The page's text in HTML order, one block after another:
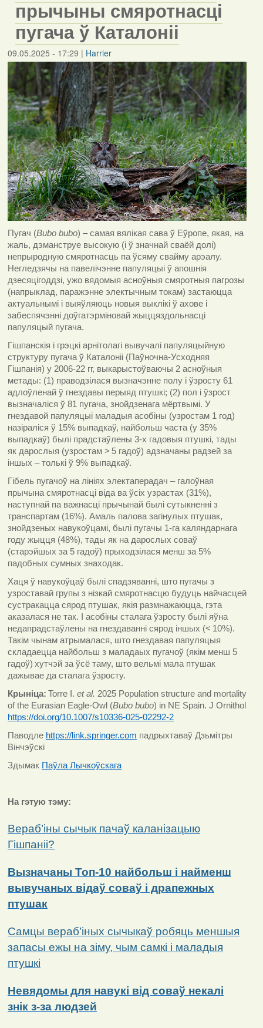
прычыны смяротнасці
пугача ў Каталоніі
09.05.2025 - 17:29 | Harrier
Пугач (Bubo bubo) – самая вялікая сава ў Еўропе, якая, на
жаль, дэманструе высокую (і ў значнай сваёй долі)
непрыродную смяротнасць па ўсяму свайму арэалу.
Негледзячы на павелічэнне папуляцыі ў апошнія
дзесяцігоддзі, ужо вядомыя асноўныя смяротныя пагрозы
(напрыклад, паражэнне электычным токам) застаюцца
актуальнымі і выяўляюць новыя выклікі ў ахове і
забеспячэнні доўгатэрміновай жыццяздольнасці
папуляцый пугача.
Гішпанскія і грэцкі арнітолагі вывучалі папуляцыйную
структуру пугача ў Каталоніі (Паўночна-Усходняя
Гішпанія) у 2006-22 гг, выкарыстоўваючы 2 асноўныя
метады: (1) праводзілася вызначэнне полу і ўзросту 61
адлоўленай ў гнездавы перыяд птушкі; (2) пол і ўзрост
вызначаліся ў 81 пугача, знойдзенага мёртвымі. У
гнездавой папуляцыі маладыя асобіны (узростам 1 год)
назіраліся ў 15% выпадкаў, найбольш часта (у 35%
выпадкаў) былі прадстаўлены 3-х гадовыя птушкі, тады
як дарослыя (узростам > 5 гадоў) адзначаны радзей за
іншых – толькі ў9%выпадкаў.
Гібель пугачоў на лініях электаперадач – галоўная
прычына смяротнасці віда ва ўсіх узрастах (31%),
наступнай па важнасці прычынай былі сутыкненні з
транспартам (16%). Амаль палова загінулых птушак,
знойдзеных навукоўцамі, былі пугачы 1-га каляндарнага
году жыцця (48%), тады як на дарослых соваў
(старэйшых за 5 гадоў) прыходзілася менш за 5%
падобных сумных знаходак.
Хаця ў навукоўцаў былі спадзяванні, што пугачы з
узроставай групы з нізкай смяротнасцю будуць найчасцей
сустракацца сярод птушак, якія размнажаюцца, гэта
аказалася не так. І асобіны сталага ўзросту былі яўна
недапрадстаўлены на гнездаванні сярод іншых (< 10%).
Такім чынам атрымалася, што гнездавая папуляцыя
складаецца найбольш з маладаых пугачоў (якім менш 5
гадоў) хутчэй за ўсё таму, што вельмі мала птушак
дажывае да сталага ўзросту.
Крыніца: Torre I. et al. 2025 Population structure and mortality
of the Eurasian Eagle-Owl (Bubo bubo) in NE Spain. J Ornithol
https://doi.org/10.1007/s10336-025-02292-2
Паводле https://link.springer.com падрыхтаваў Дзьмітры
Вінчэўскі
Здымак Паўла Лычкоўскага
На гэтую тэму:
Вераб’іны сычык пачаў каланізацыю
Гішпаніі?
Вызначаны Топ-10 найбольш і найменш
вывучаных відаў соваў і драпежных
птушак
Самцы вераб’іных сычыкаў робяць меншыя
запасы ежы на зіму, чым самкі і маладыя
птушкі
Невядомы для навукі від соваў некалі
знік з-за людзей